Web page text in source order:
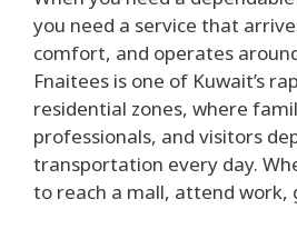
you need a service that
comfort, and operates
Fnaitees is one of Kuwait’s
residential zones, where
professionals, and visitors
transportation every day.
to reach a mall, attend work,